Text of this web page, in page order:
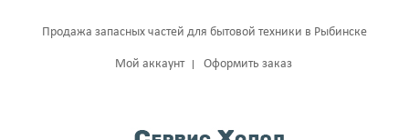
Продажа запасных частей для бытовой техники в Рыбинске
Мой аккаунт Оформить заказ